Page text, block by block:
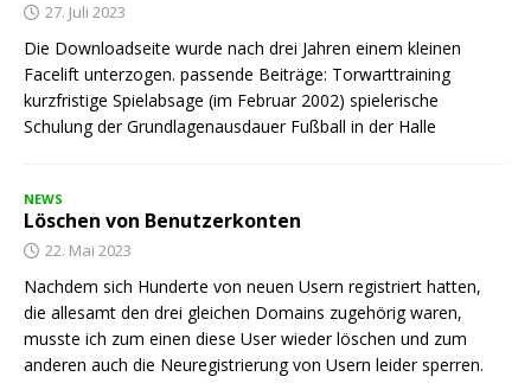
27. Juli 2023
Die Downloadseite wurde nach drei Jahren einem kleinen
Facelift unterzogen. passende Beiträge: Torwarttraining
kurzfristige Spielabsage (im Februar 2002) spielerische
Schulung der Grundlagenausdauer Fußball in der Halle
NEWS
Löschen von Benutzerkonten
22. Mai 2023
Nachdem sich Hunderte von neuen Usern registriert hatten,
die allesamt den drei gleichen Domains zugehörig waren,
musste ich zum einen diese User wieder löschen und zum
anderen auch die Neuregistrierung von Usern leider sperren.